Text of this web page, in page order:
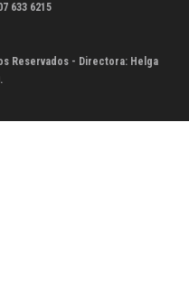
633 6215
Reservados - Directora: Helga
.